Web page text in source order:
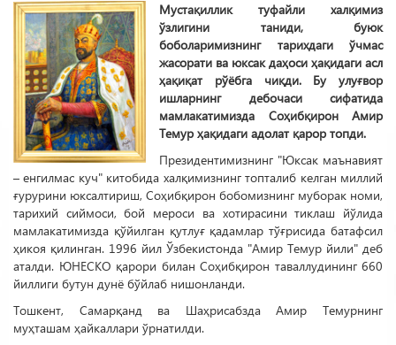
Мустақиллик туфайли халқимиз
ўзлигини таниди, буюк
боболаримизнинг тарихдаги ўчмас
жасорати ва юксак даҳоси ҳақидаги асл
ҳақиқат рўёбга чиқди. Бу улуғвор
ишларнинг дебочаси сифатида
мамлакатимизда Соҳибқирон Амир
Темур ҳақидаги адолат қарор топди.
Президентимизнинг "Юксак маънавият
– енгилмас куч" китобида халқимизнинг топталиб келган миллий
ғурурини юксалтириш, Соҳибқирон бобомизнинг муборак номи,
тарихий сиймоси, бой мероси ва хотирасини тиклаш йўлида
мамлакатимизда қўйилган қутлуғ қадамлар тўғрисида батафсил
ҳикоя қилинган. 1996 йил Ўзбекистонда "Амир Темур йили" деб
аталди. ЮНЕСКО қарори билан Соҳибқирон таваллудининг 660
йиллиги бутун дунё бўйлаб нишонланди.
Тошкент, Самарқанд ва Шаҳрисабзда Амир Темурнинг
муҳташам ҳайкаллари ўрнатилди.